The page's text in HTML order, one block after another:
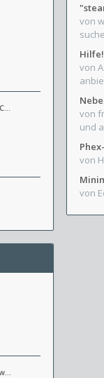
von
von
von
und
von
von